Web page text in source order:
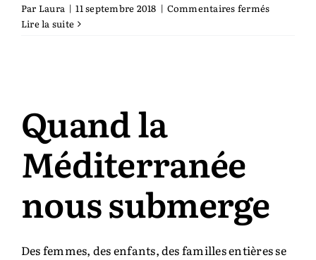
Par Laura | 11 septembre 2018 | Commentaires ferméssur
Lire la suite
Quand la
Méditerranée
nous submerge
Des femmes, des enfants, des familles entières se